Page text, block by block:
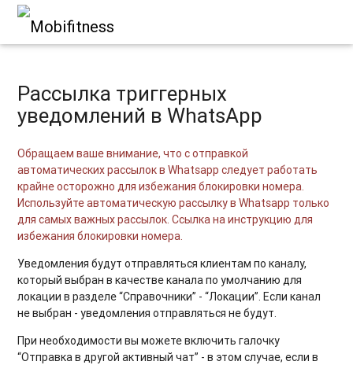
Рассылка триггерных
уведомлений в WhatsApp
Обращаем ваше внимание, что с отправкой
автоматических рассылок в Whatsapp следует работать
крайне осторожно для избежания блокировки номера.
Используйте автоматическую рассылку в Whatsapp только
для самых важных рассылок.Ссылка на инструкцию для
избежания блокировки номера.
Уведомления будут отправляться клиентам по каналу,
который выбран в качестве канала по умолчанию для
локации в разделе “Справочники” - “Локации”. Если канал
не выбран - уведомления отправляться не будут.
При необходимости вы можете включить галочку
“Отправка в другой активный чат” - в этом случае, если в